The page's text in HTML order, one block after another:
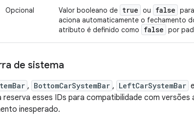
Opcional Valor booleano de true ou false
aciona automaticamente o fechamento
atributo é definido como
false por
de sistema
, BottomCarSystemBar , LeftCarSystemBar e
reserva esses IDs para compatibilidade com
inesperado.